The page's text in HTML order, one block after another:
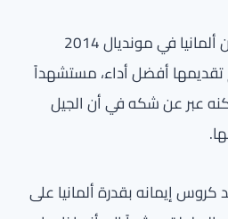
وعقب ذلك، ذكر كروس أن ألمانيا في مونديال 2014
أفضل أداء، مستشهداً
عبر عن شكه في أن الجيل
كروس إيمانه بقدرة ألمانيا على